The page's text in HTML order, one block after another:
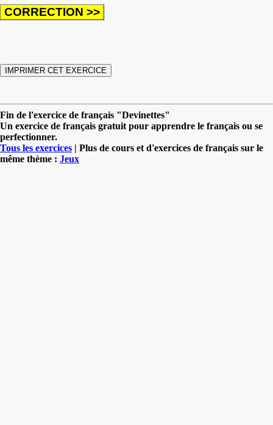
Fin de l'exercice de français "Devinettes"
Un exercice de français gratuit pour apprendre le français ou se
perfectionner.
Tous les exercices | Plus de cours et d'exercices de français sur le
même thème : Jeux